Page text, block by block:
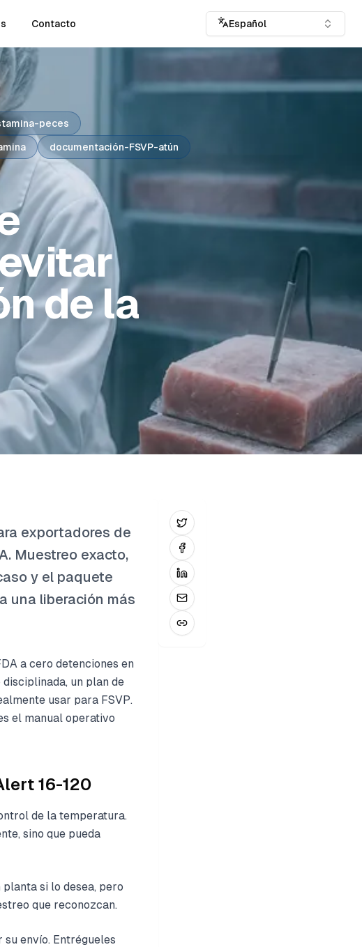
Contacto Español
peces
documentación-FSVP-atún
de la
exportadores de
Muestreo exacto,
y el paquete
una liberación más
a cero detenciones en
un plan de
usar para FSVP.
el manual operativo
16-120
de la temperatura.
sino que pueda
si lo desea, pero
que reconozcan.
envío. Entrégueles